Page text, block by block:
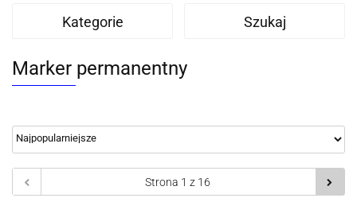
Kategorie Szukaj
Marker permanentny